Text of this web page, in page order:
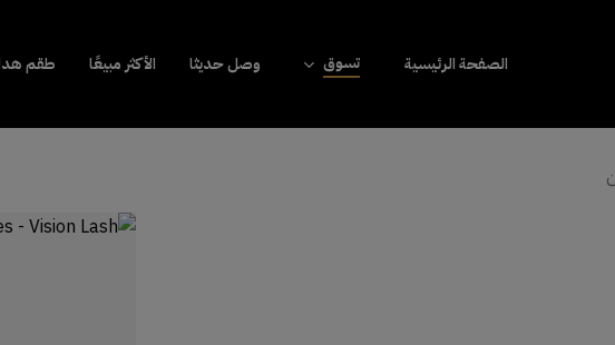
الصفحة الرئيسية تسوق وصل حديثا الأكثر مبيعًا طقم